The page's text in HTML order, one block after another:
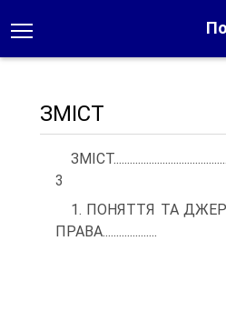
ЗМІСТ
3
1. ПОНЯТТЯ ТА
ПРАВА....................